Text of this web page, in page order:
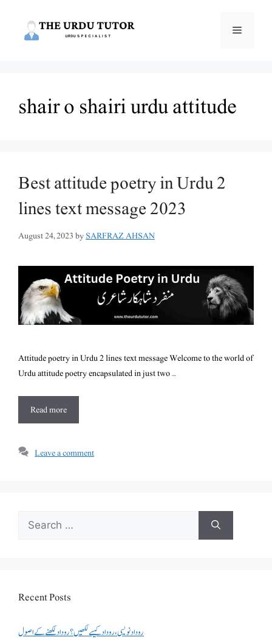
Menu
shair o shairi urdu attitude
Best attitude poetry in Urdu 2
lines text message 2023
August 24, 2023bySARFRAZ AHSAN
Attitude poetry in Urdu 2 lines text message Welcome to the world of
Urdu attitude poetry encapsulated in just two …
Read more
Leave a comment
Search
for:
Recent Posts
روداد نویسی ،روداد کیسے لکھیں؟ روداد لکھنے کے اصول